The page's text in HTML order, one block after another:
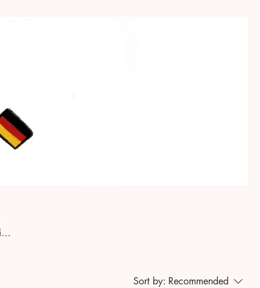
Sort by: Recommended